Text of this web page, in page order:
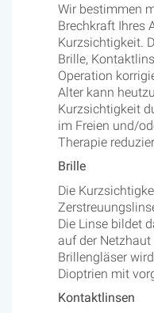
Wir bestimmen
Brechkraft Ihres
Kurzsichtigkeit.
Brille,
Operation
Alter kann
Kurzsichtigkeit
im Freien und/
Therapie
Brille
Die
Die Linse bildet
auf der Netzhaut
Brillengläser
Dioptrien mit
Kontaktlinsen